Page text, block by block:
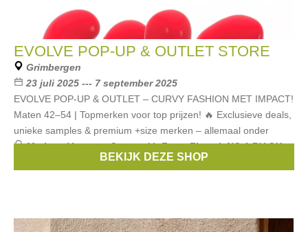
EVOLVE POP-UP & OUTLET STORE
Grimbergen
23 juli 2025 --- 7 september 2025
EVOLVE POP-UP & OUTLET – CURVY FASHION MET IMPACT!
Maten 42–54 | Topmerken voor top prijzen! 🔥 Exclusieve deals,
unieke samples & premium +size merken – allemaal onder
Merken:Verpass,Georgedé,Zoey,Zhenzi,NO.1 BY OX,
BEKIJK DEZE SHOP